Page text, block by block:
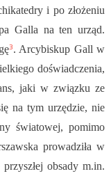
i po złożeniu
Galla na ten urząd.
3. Arcybiskup Gall w
doświadczenia,
jaki w związku ze
na tym urzędzie, nie
światowej, pomimo
prowadziła w
obsady m.in.